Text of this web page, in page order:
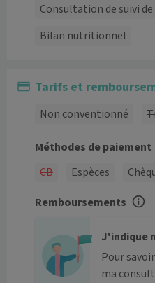
Consultation de suivi de
Bilan nutritionnel
Tarifs et
Non conventionné
Méthodes de paiement
CB
Espèces
Remboursements
J'indique
Pour
ma